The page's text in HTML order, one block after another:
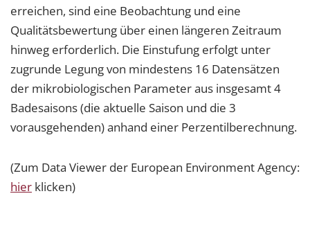
erreichen, sind eine Beobachtung und eine
Qualitätsbewertung über einen längeren Zeitraum
hinweg erforderlich. Die Einstufung erfolgt unter
zugrunde Legung von mindestens 16 Datensätzen
der mikrobiologischen Parameter aus insgesamt 4
Badesaisons (die aktuelle Saison und die 3
vorausgehenden) anhand einer Perzentilberechnung.
(Zum Data Viewer der European Environment Agency:
hier klicken)